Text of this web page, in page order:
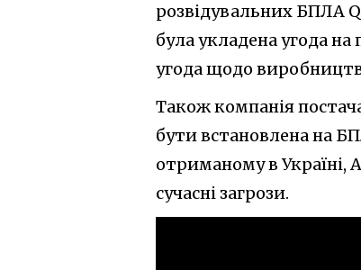
розвідувальних БПЛА
була укладена угода на
угода щодо
Також компанія
бути встановлена на
отриманому в Україні,
сучасні загрози.